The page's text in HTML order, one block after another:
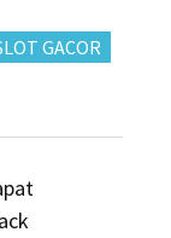
GACOR